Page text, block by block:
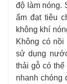
độ làm nóng.
ẩm đạt tiêu
không khí
Không có
sử dụng
thải gỗ có
nhanh chóng